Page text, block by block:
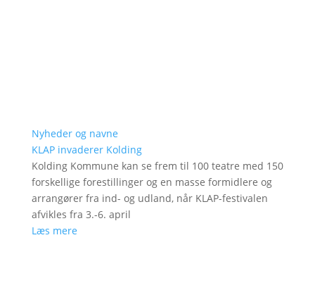
Nyheder og navne
KLAP invaderer Kolding
Kolding Kommune kan se frem til 100 teatre med 150
forskellige forestillinger og en masse formidlere og
arrangører fra ind- og udland, når KLAP-festivalen
afvikles fra 3.-6. april
Læs mere